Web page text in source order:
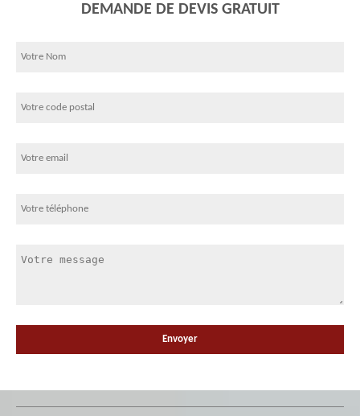
DEMANDE DE DEVIS GRATUIT